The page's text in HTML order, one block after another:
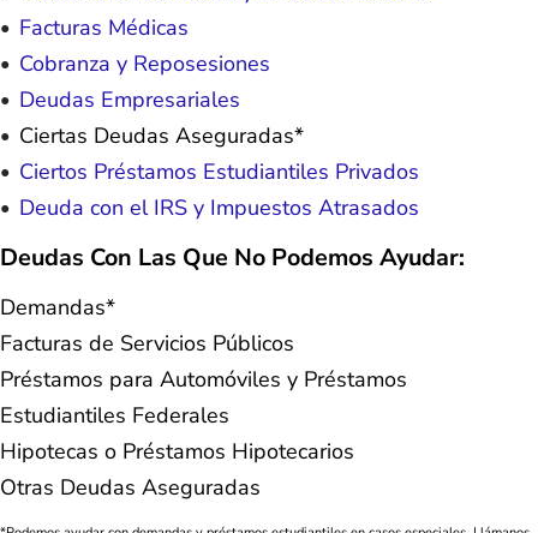
Facturas Médicas
Cobranza y Reposesiones
Deudas Empresariales
Ciertas Deudas Aseguradas*
Ciertos Préstamos Estudiantiles Privados
Deuda con el IRS y Impuestos Atrasados
Deudas Con Las Que No Podemos Ayudar:
Demandas*
Facturas de Servicios Públicos
Préstamos para Automóviles y Préstamos
Estudiantiles Federales
Hipotecas o Préstamos Hipotecarios
Otras Deudas Aseguradas